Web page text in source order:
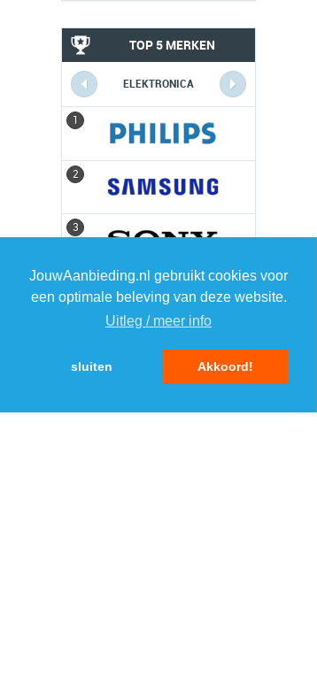
JouwAanbieding.nl gebruikt cookies voor
een optimale beleving van deze website.
Uitleg / meer info
sluiten Akkoord!
TOP 5 MERKEN
ELEKTRONICA
1
2
3
4 4